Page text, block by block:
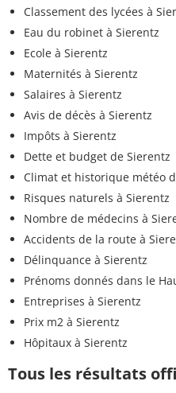
Classement des lycées à
Eau du robinet à Sierentz
Ecole à Sierentz
Maternités à Sierentz
Salaires à Sierentz
Avis de décès à Sierentz
Impôts à Sierentz
Dette et budget de Sierentz
Climat et historique météo
Risques naturels à Sierentz
Nombre de médecins à
Accidents de la route à
Délinquance à Sierentz
Prénoms donnés dans le
Entreprises à Sierentz
Prix m2 à Sierentz
Hôpitaux à Sierentz
Tous les résultats